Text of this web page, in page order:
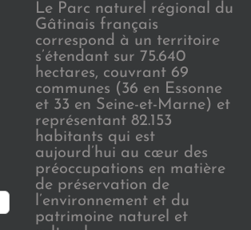
Le Parc naturel régional du
Gâtinais français
correspond à un territoire
s’étendant sur 75.640
hectares, couvrant 69
communes (36 en Essonne
et 33 en Seine-et-Marne) et
représentant 82.153
habitants qui est
aujourd’hui au cœur des
préoccupations en matière
de préservation de
l’environnement et du
patrimoine naturel et